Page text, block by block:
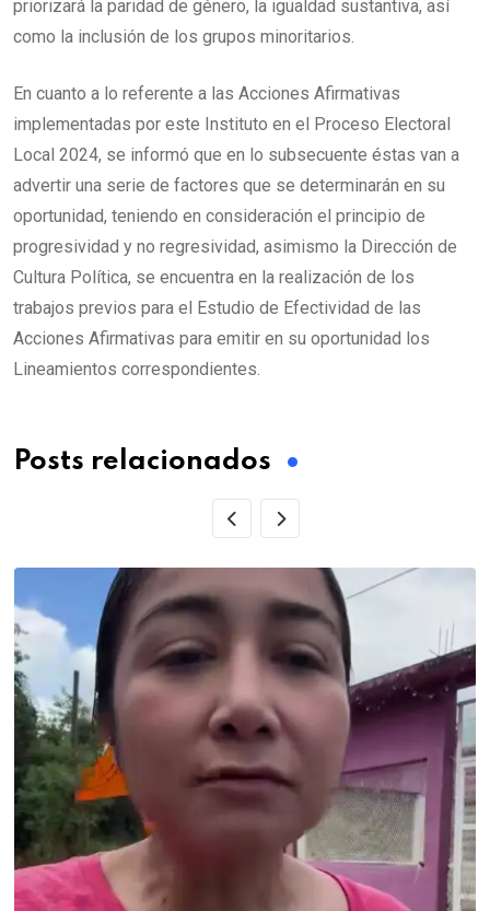
priorizará la paridad de género, la igualdad sustantiva, así
como la inclusión de los grupos minoritarios.
En cuanto a lo referente a las Acciones Afirmativas
implementadas por este Instituto en el Proceso Electoral
Local 2024, se informó que en lo subsecuente éstas van a
advertir una serie de factores que se determinarán en su
oportunidad, teniendo en consideración el principio de
progresividad y no regresividad, asimismo la Dirección de
Cultura Política, se encuentra en la realización de los
trabajos previos para el Estudio de Efectividad de las
Acciones Afirmativas para emitir en su oportunidad los
Lineamientos correspondientes.
Posts relacionados